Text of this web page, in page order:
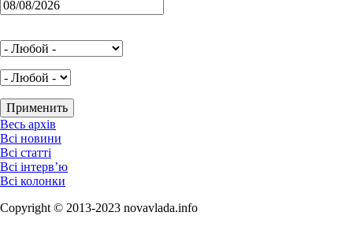
Весь архів
Всі новини
Всі статті
Всі інтерв’ю
Всі колонки
Copyright © 2013-2023 novavlada.info